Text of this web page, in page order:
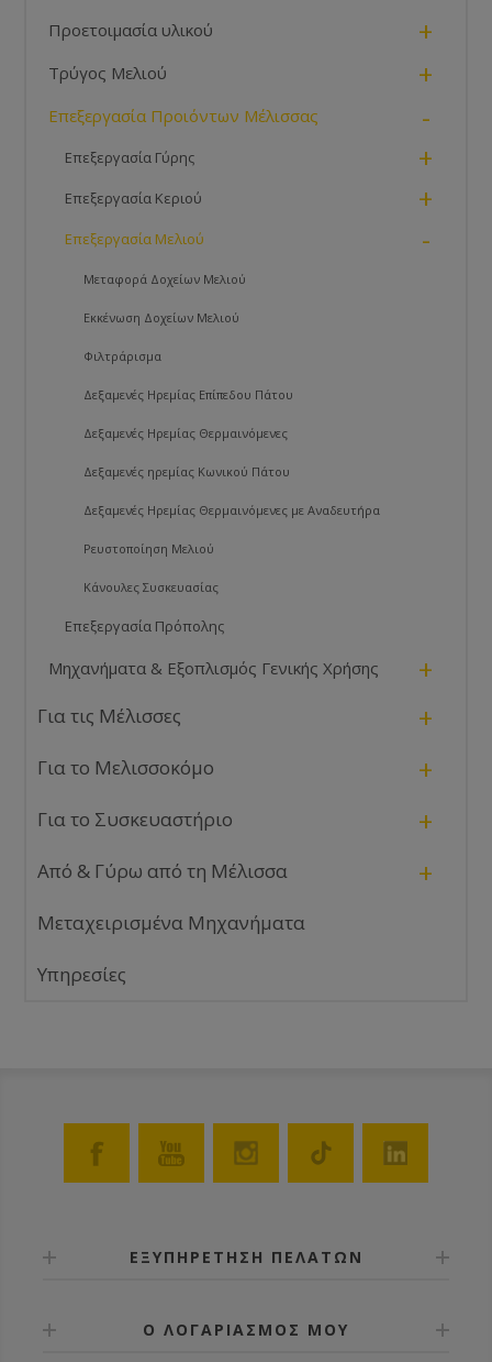
Προετοιμασία υλικού +
Τρύγος Μελιού +
Επεξεργασία Προιόντων Μέλισσας -
Επεξεργασία Γύρης +
Επεξεργασία Κεριού +
Επεξεργασία Μελιού -
Μεταφορά Δοχείων Μελιού
Εκκένωση Δοχείων Μελιού
Φιλτράρισμα
Δεξαμενές Ηρεμίας Επίπεδου Πάτου
Δεξαμενές Ηρεμίας Θερμαινόμενες
Δεξαμενές ηρεμίας Κωνικού Πάτου
Δεξαμενές Ηρεμίας Θερμαινόμενες με Αναδευτήρα
Ρευστοποίηση Μελιού
Κάνουλες Συσκευασίας
Επεξεργασία Πρόπολης
Μηχανήματα & Εξοπλισμός Γενικής Χρήσης +
Για τις Μέλισσες +
Για το Μελισσοκόμο +
Για το Συσκευαστήριο +
Από & Γύρω από τη Μέλισσα +
Μεταχειρισμένα Μηχανήματα
Υπηρεσίες
ΕΞΥΠΗΡΕΤΗΣΗ ΠΕΛΑΤΩΝ
Ο ΛΟΓΑΡΙΑΣΜΟΣ ΜΟΥ